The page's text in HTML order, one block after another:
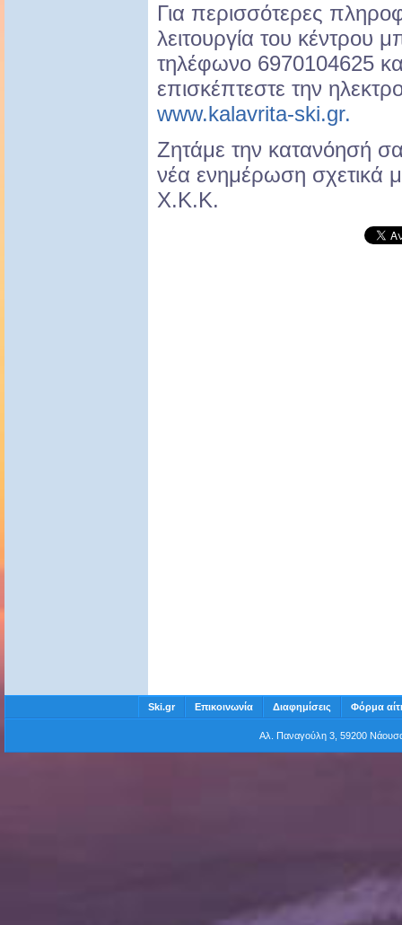
Για περισσότερες
λειτουργία του κέντρου
τηλέφωνο 6970104625
επισκέπτεστε την
www.kalavrita-ski.gr.
Ζητάμε την κατανόησή
νέα ενημέρωση σχετικά
Χ.Κ.Κ.
Ski.gr Επικοινωνία Διαφημίσεις Φόρμα
Αλ. Παναγούλη 3, 59200